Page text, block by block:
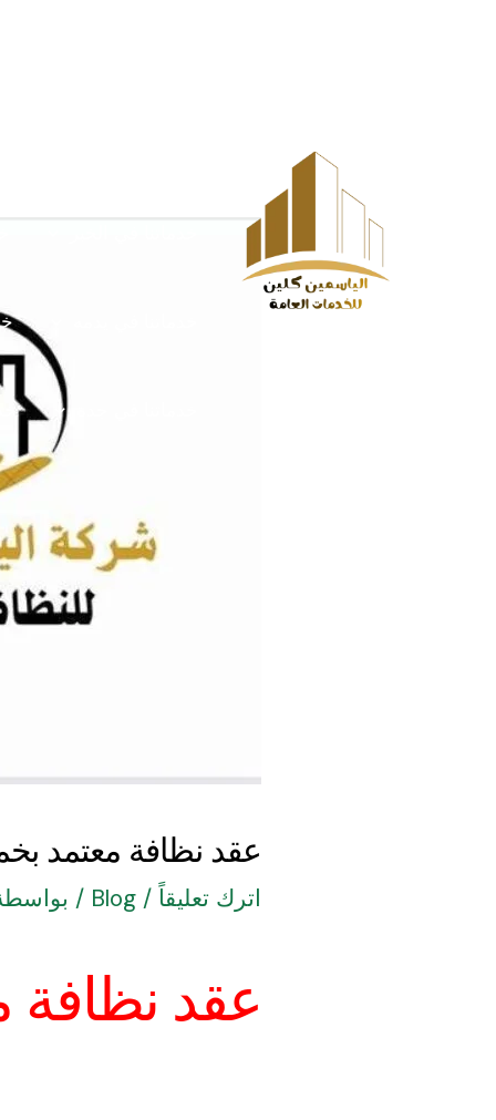
عقد نظافة معتمد
اترك تعليقاً /
Blog
/
عقد